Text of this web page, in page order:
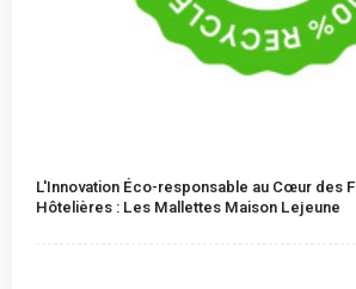
L'Innovation Éco-responsable au Cœur des
Hôtelières : Les Mallettes Maison Lejeune